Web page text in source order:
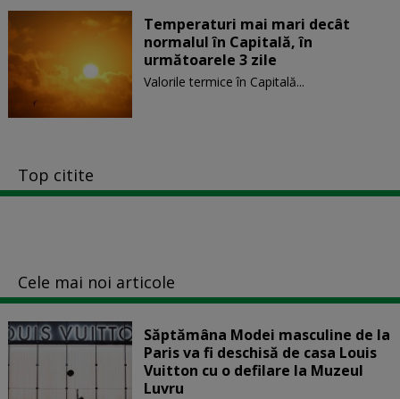
Temperaturi mai mari decât
normalul în Capitală, în
următoarele 3 zile
Valorile termice în Capitală...
Top citite
Cele mai noi articole
Săptămâna Modei masculine de la
Paris va fi deschisă de casa Louis
Vuitton cu o defilare la Muzeul
Luvru